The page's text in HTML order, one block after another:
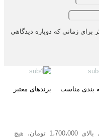
برای زمانی که دوباره دیدگاهی
بندی مناسب برندهای معتبر
هرجای ایران که باشید برای ارسال‌های بالای 1،700،000 تومان، هیچ